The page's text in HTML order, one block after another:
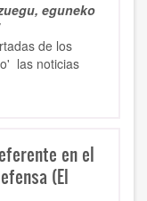
eguneko
de los
las noticias
en el
(El